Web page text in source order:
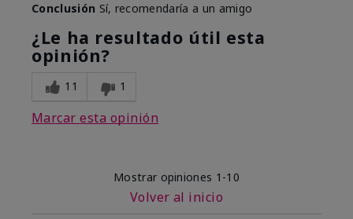
Conclusión Sí, recomendaría a un amigo
¿Le ha resultado útil esta
opinión?
11 1
Marcar esta opinión
Mostrar opiniones 1-10
Volver al inicio